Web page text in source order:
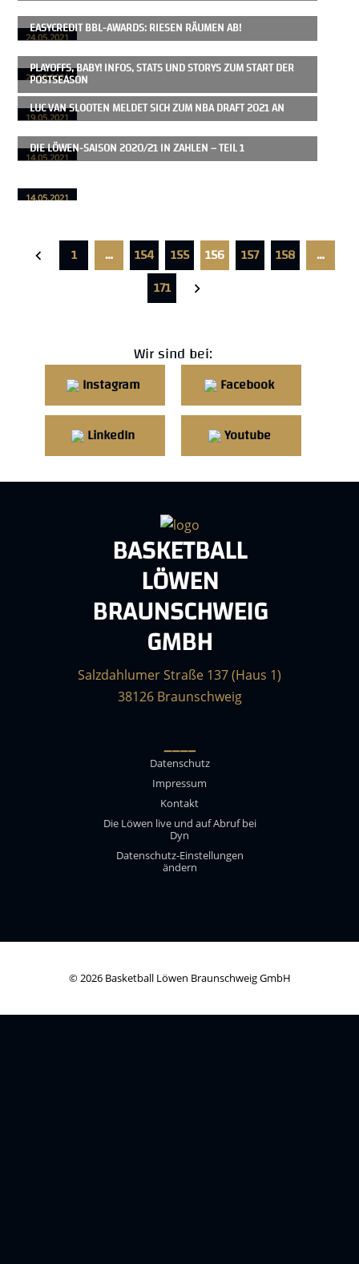
24.05.2021
20.05.2021
EASYCREDIT BBL-AWARDS: RIESEN RÄUMEN AB!
19.05.2021
PLAYOFFS, BABY! INFOS, STATS UND STORYS ZUM START DER
POSTSEASON
14.05.2021
LUC VAN SLOOTEN MELDET SICH ZUM NBA DRAFT 2021 AN
14.05.2021
DIE LÖWEN-SAISON 2020/21 IN ZAHLEN – TEIL 1
1 … 154 155 156 157 158
…
171
Wir sind bei:
Instagram Facebook
LinkedIn Youtube
BASKETBALL
LÖWEN
BRAUNSCHWEIG
GMBH
Salzdahlumer Straße 137 (Haus 1)
38126 Braunschweig
____
Datenschutz
Impressum
Kontakt
Die Löwen live und auf Abruf bei
Dyn
Datenschutz-Einstellungen
ändern
© 2026 Basketball Löwen Braunschweig GmbH